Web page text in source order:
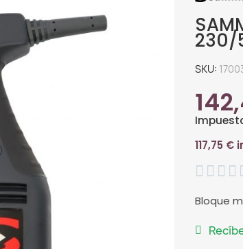
230/
SKU
117,75
   
Bloque